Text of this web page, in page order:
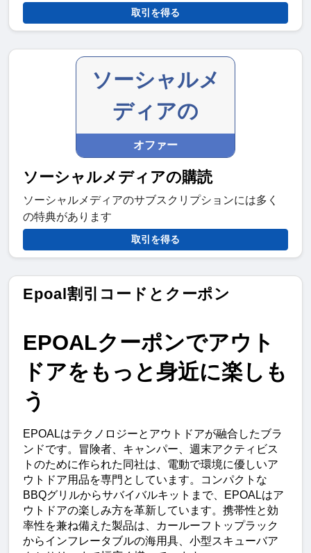
取引を得る
ソーシャルメ
ディアの
オファー
ソーシャルメディアの購読
ソーシャルメディアのサブスクリプションには多く
の特典があります
取引を得る
Epoal割引コードとクーポン
EPOALクーポンでアウト
ドアをもっと身近に楽しも
う
EPOALはテクノロジーとアウトドアが融合したブラ
ンドです。冒険者、キャンパー、週末アクティビス
トのために作られた同社は、電動で環境に優しいア
ウトドア用品を専門としています。コンパクトな
BBQグリルからサバイバルキットまで、EPOALはア
ウトドアの楽しみ方を革新しています。携帯性と効
率性を兼ね備えた製品は、カールーフトップラック
からインフレータブルの海用具、小型スキューバア